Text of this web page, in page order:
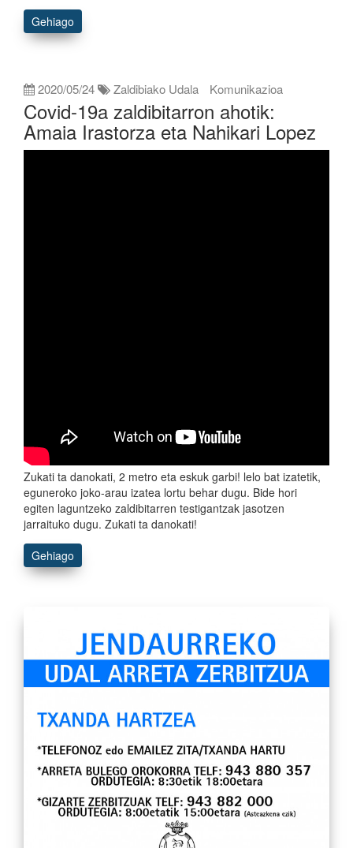
Gehiago
2020/05/24 Zaldibiako Udala Komunikazioa
Covid-19a zaldibitarron ahotik:
Amaia Irastorza eta Nahikari Lopez
Zukati ta danokati, 2 metro eta eskuk garbi! lelo bat izatetik,
eguneroko joko-arau izatea lortu behar dugu. Bide hori
egiten laguntzeko zaldibitarren testigantzak jasotzen
jarraituko dugu. Zukati ta danokati!
Gehiago